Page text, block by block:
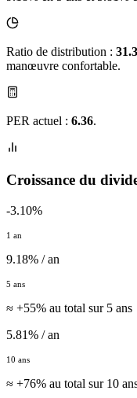
Ratio de distribution :
manœuvre confortable.
PER actuel : 6.36.
Croissance du
-3.10%
1 an
9.18% / an
5 ans
≈ +55% au total sur 5 ans
5.81% / an
10 ans
≈ +76% au total sur 10